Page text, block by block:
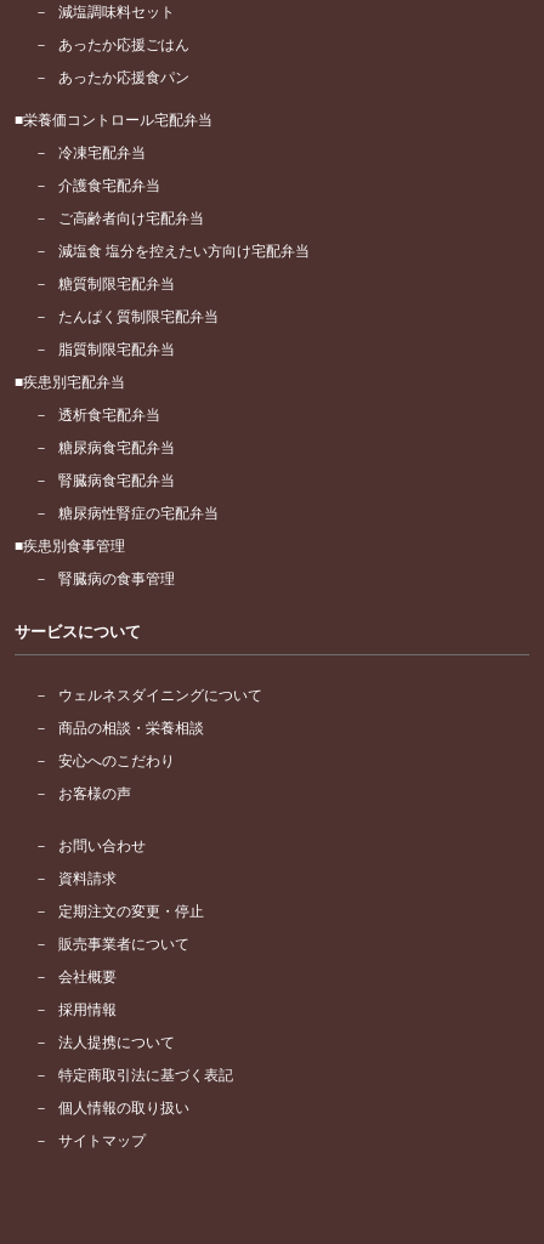
減塩調味料セット
あったか応援ごはん
あったか応援食パン
栄養価コントロール宅配弁当
冷凍宅配弁当
介護食宅配弁当
ご高齢者向け宅配弁当
減塩食 塩分を控えたい方向け宅配弁当
糖質制限宅配弁当
たんぱく質制限宅配弁当
脂質制限宅配弁当
疾患別宅配弁当
透析食宅配弁当
糖尿病食宅配弁当
腎臓病食宅配弁当
糖尿病性腎症の宅配弁当
疾患別食事管理
腎臓病の食事管理
サービスについて
ウェルネスダイニングについて
商品の相談・栄養相談
安心へのこだわり
お客様の声
お問い合わせ
資料請求
定期注文の変更・停止
販売事業者について
会社概要
採用情報
法人提携について
特定商取引法に基づく表記
個人情報の取り扱い
サイトマップ